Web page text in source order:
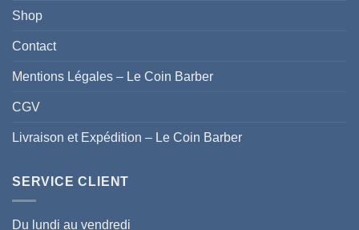
Shop
Contact
Mentions Légales – Le Coin Barber
CGV
Livraison et Expédition – Le Coin Barber
SERVICE CLIENT
Du lundi au vendredi